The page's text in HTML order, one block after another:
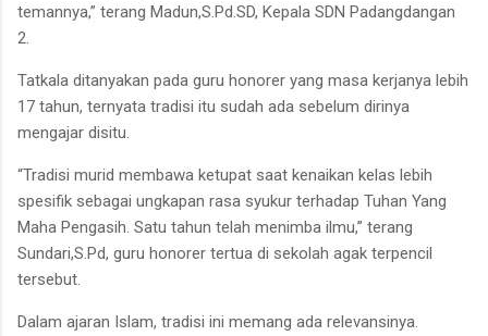
temannya,” terang Madun,S.Pd.SD, Kepala SDN Padangdangan
2.
Tatkala ditanyakan pada guru honorer yang masa kerjanya lebih
17 tahun, ternyata tradisi itu sudah ada sebelum dirinya
mengajar disitu.
“Tradisi murid membawa ketupat saat kenaikan kelas lebih
spesifik sebagai ungkapan rasa syukur terhadap Tuhan Yang
Maha Pengasih. Satu tahun telah menimba ilmu,” terang
Sundari,S.Pd, guru honorer tertua di sekolah agak terpencil
tersebut.
Dalam ajaran Islam, tradisi ini memang ada relevansinya.